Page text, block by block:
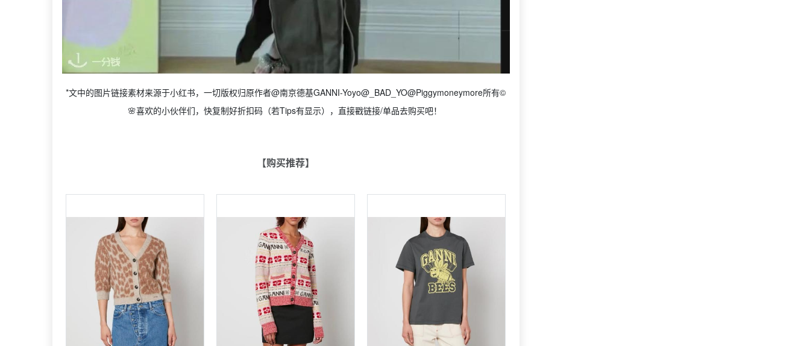
*文中的图片链接素材来源于小红书，一切版权归原作者@南京德基GANNI-Yoyo@_BAD_YO@Piggymoneymore所有©
🌸喜欢的小伙伴们，快复制好折扣码（若Tips有显示），直接戳链接/单品去购买吧！
【购买推荐】